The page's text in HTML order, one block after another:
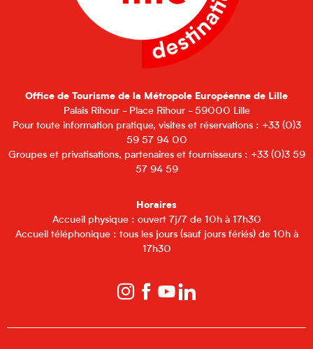
Office de Tourisme de la Métropole Européenne de Lille
Palais Rihour - Place Rihour - 59000 Lille
Pour toute information pratique, visites et réservations : +33 (0)3
59 57 94 00
Groupes et privatisations, partenaires et fournisseurs : +33 (0)3 59
57 94 59
Horaires
Accueil physique : ouvert 7j/7 de 10h à 17h30
Accueil téléphonique : tous les jours (sauf jours fériés) de 10h à
17h30